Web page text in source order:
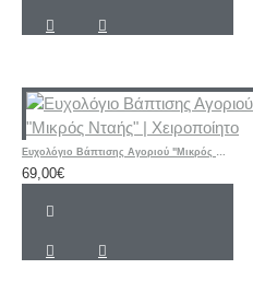
69,00€